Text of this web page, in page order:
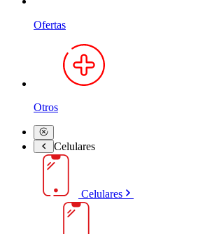
Ofertas
Otros
Celulares
Celulares